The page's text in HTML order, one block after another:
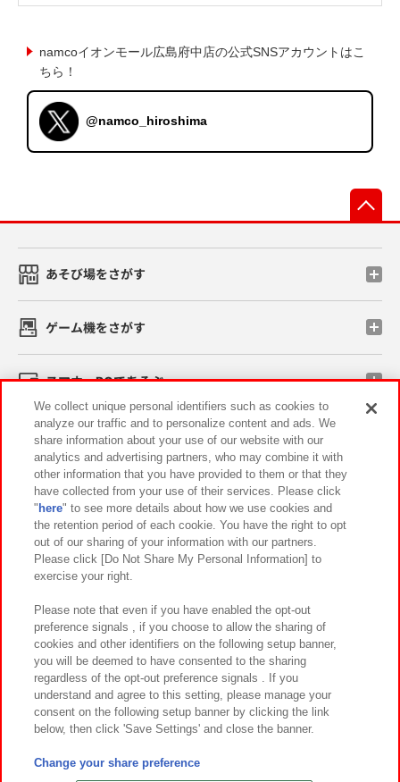
namcoイオンモール広島府中店の公式SNSアカウントはこ
ちら！
@namco_hiroshima
あそび場をさがす
ゲーム機をさがす
スマホ・PCであそぶ
イベント・キャンペーン
関連会社 サステナビリティ サイトポリシー
プライバシーポリシー ウェブアクセシビリティ方針と検証結果
お取引先さまとともに
カスタマーハラスメント対応方針 よくあるご質問・お問い合わせ
©Bandai Namco Amusement Inc.
©Bandai Namco Amusement Lab Inc.
We collect unique personal identifiers such as cookies to
analyze our traffic and to personalize content and ads. We
share information about your use of our website with our
analytics and advertising partners, who may combine it with
other information that you have provided to them or that they
have collected from your use of their services. Please click
" here" to see more details about how we use cookies and
the retention period of each cookie. You have the right to opt
out of our sharing of your information with our partners.
Please click [Do Not Share My Personal Information] to
exercise your right.
Please note that even if you have enabled the opt-out
preference signals , if you choose to allow the sharing of
cookies and other identifiers on the following setup banner,
you will be deemed to have consented to the sharing
regardless of the opt-out preference signals . If you
understand and agree to this setting, please manage your
consent on the following setup banner by clicking the link
below, then click 'Save Settings' and close the banner.
Change your share preference